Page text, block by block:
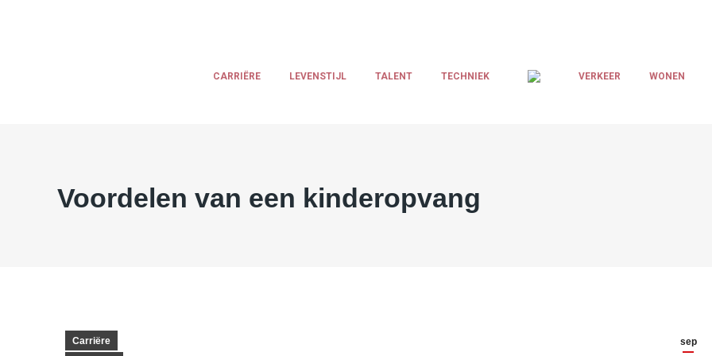
CARRIËRE LEVENSTIJL TALENT TECHNIEK VERKEER WONEN
Voordelen van een kinderopvang
sep
Carriëre